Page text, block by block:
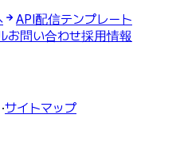
API配信テンプレート
お問い合わせ採用情報
·サイトマップ